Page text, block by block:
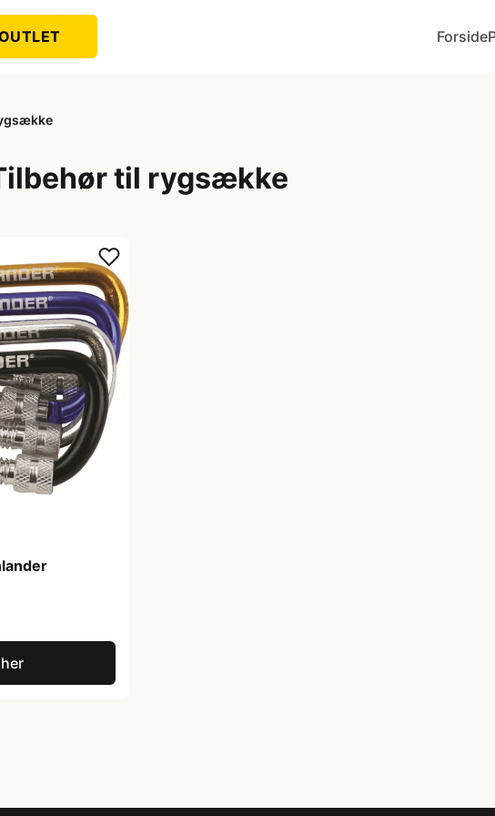
Forside
til rygsække